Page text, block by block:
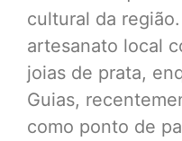
cultural da
artesanato local
joias de prata,
Guias,
como ponto de